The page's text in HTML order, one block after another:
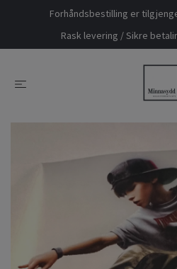
Forhåndsbestilling er
Rask levering / Sikre